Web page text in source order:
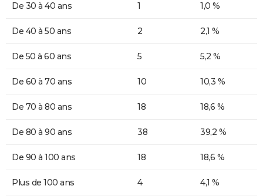
De 30 à 40 ans 1 1,0 %
De 40 à 50 ans 2 2,1 %
De 50 à 60 ans 5 5,2 %
De 60 à 70 ans 10 10,3 %
De 70 à 80 ans 18 18,6 %
De 80 à 90 ans 38 39,2 %
De 90 à 100 ans 18 18,6 %
Plus de 100 ans 4 4,1 %